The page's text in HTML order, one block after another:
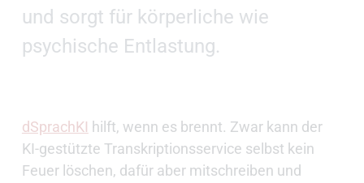
und sorgt für körperliche wie
psychische Entlastung.
dSprachKI hilft, wenn es brennt. Zwar kann der
KI-gestützte Transkriptionsservice selbst kein
Feuer löschen, dafür aber mitschreiben und